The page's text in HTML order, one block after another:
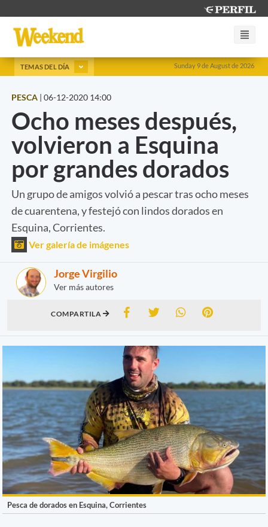
Sunday 9 de August de 2026
TEMAS DEL DÍA
PESCA | 06-12-2020 14:00
Ocho meses después,
volvieron a Esquina
por grandes dorados
Un grupo de amigos volvió a pescar tras ocho meses
de cuarentena, y festejó con lindos dorados en
Esquina, Corrientes.
Ver galería de imágenes
Jorge Virgilio
Ver más autores
COMPARTILA
Pesca de dorados en Esquina, Corrientes